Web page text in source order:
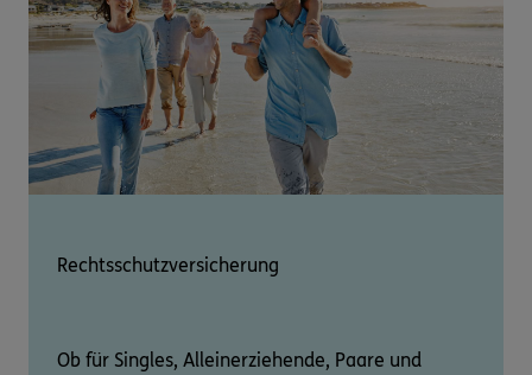
Rechtsschutzversicherung
Ob für Singles, Alleinerziehende, Paare und